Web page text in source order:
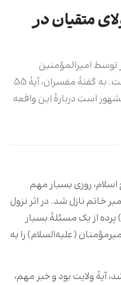
متقیان در
امیرالمؤمنین
(علیه‌السلام) به فقیر در رکوع نماز است. به گفتۀ مفسران، آیۀ 55
است دربارۀ این واقعه
روزی بسیار مهم
خاتم نازل شد. در اثر نزول
پرده از یک مسئلۀ بسیار
(علیه‌السلام) را به
شد، آیۀ ولایت بود و خبر مهم،